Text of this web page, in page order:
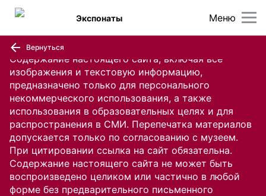
Содержание настоящего сайта, включая все
изображения и текстовую информацию,
предназначено только для персонального
некоммерческого использования, а также
использования в образовательных целях и для
распространения в СМИ. Перепечатка материалов
допускается только по согласованию с музеем.
При цитировании ссылка на сайт обязательна.
Содержание настоящего сайта не может быть
воспроизведено целиком или частично в любой
форме без предварительного письменного
Меню
Экспонаты
Вернуться